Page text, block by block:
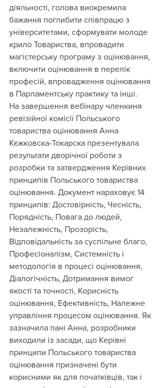
діяльності, голова виокремила
бажання поглибити співпрацю з
університетами, сформувати молоде
крило Товариства, впровадити
магістерську програму з оцінювання,
включити оцінювання в перелік
професій, впровадження оцінювання
в Парламентську практику та інші.
На завершення вебінару членкиня
ревізійної комісії Польського
товариства оцінювання Анна
Кєжковска-Токарска презентувала
результати дворічної роботи з
розробки та затвердження Керівних
принципів Польського товариства
оцінювання. Документ нараховує 14
принципів: Достовірність, Чесність,
Порядність, Повага до людей,
Незалежність, Прозорість,
Відповідальність за суспільне благо,
Професіоналізм, Системність і
методологія в процесі оцінювання,
Діалогічність, Дотримання вимог
якості та точності, Корисність
оцінювання, Ефективність, Належне
управління процесом оцінювання. Як
зазначила пані Анна, розробники
виходили із засади, що Керівні
принципи Польського товариства
оцінювання призначені бути
корисними як для початківців, так і